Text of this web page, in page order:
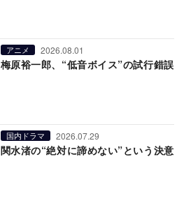
アニメ 2026.08.01
梅原裕一郎、“低音ボイス”の試行錯誤
国内ドラマ 2026.07.29
関水渚の“絶対に諦めない”という決意